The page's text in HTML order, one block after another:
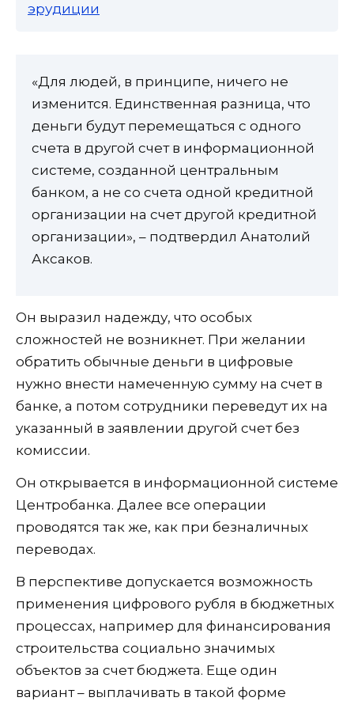
эрудиции
«Для людей, в принципе, ничего не
изменится. Единственная разница, что
деньги будут перемещаться с одного
счета в другой счет в информационной
системе, созданной центральным
банком, а не со счета одной кредитной
организации на счет другой кредитной
организации», – подтвердил Анатолий
Аксаков.
Он выразил надежду, что особых
сложностей не возникнет. При желании
обратить обычные деньги в цифровые
нужно внести намеченную сумму на счет в
банке, а потом сотрудники переведут их на
указанный в заявлении другой счет без
комиссии.
Он открывается в информационной системе
Центробанка. Далее все операции
проводятся так же, как при безналичных
переводах.
В перспективе допускается возможность
применения цифрового рубля в бюджетных
процессах, например для финансирования
строительства социально значимых
объектов за счет бюджета. Еще один
вариант – выплачивать в такой форме